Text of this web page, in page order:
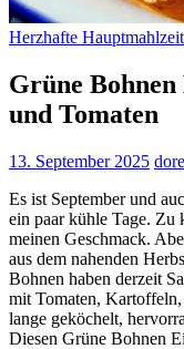
Herzhafte
Grüne
und Tomaten
13. September 2025
Es ist September und
ein paar kühle Tage.
meinen Geschmack.
aus dem nahenden
Bohnen haben derzeit
mit Tomaten,
lange geköchelt,
Diesen Grüne Bohnen